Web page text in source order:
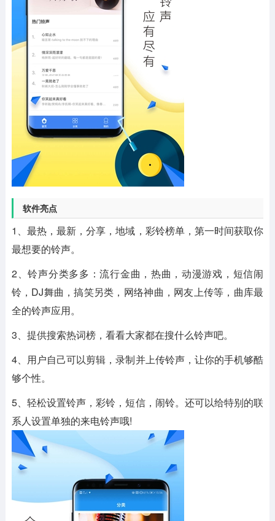
软件亮点
1、最热，最新，分享，地域，彩铃榜单，第一时间获取你
最想要的铃声。
2、铃声分类多多：流行金曲，热曲，动漫游戏，短信闹
铃，DJ舞曲，搞笑另类，网络神曲，网友上传等，曲库最
全的铃声应用。
3、提供搜索热词榜，看看大家都在搜什么铃声吧。
4、用户自己可以剪辑，录制并上传铃声，让你的手机够酷
够个性。
5、轻松设置铃声，彩铃，短信，闹铃。还可以给特别的联
系人设置单独的来电铃声哦!